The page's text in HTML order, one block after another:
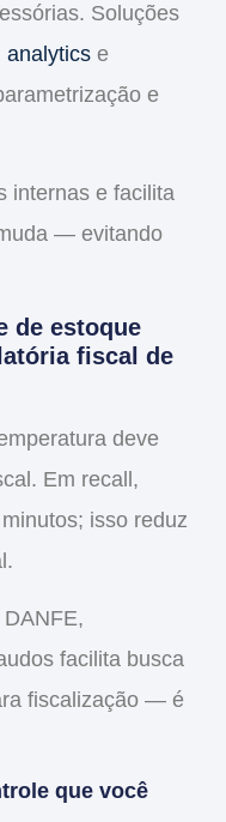
Soluções
analyticse
e
internas e facilita
— evitando
de estoque
fiscal de
deve
Em recall,
isso reduz
facilita busca
fiscalização — é
que você